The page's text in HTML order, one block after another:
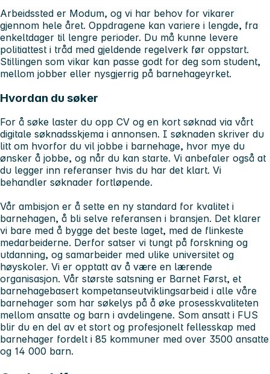
Arbeidssted er Modum, og vi har behov for vikarer
gjennom hele året. Oppdragene kan variere i lengde, fra
enkeltdager til lengre perioder. Du må kunne levere
politiattest i tråd med gjeldende regelverk før oppstart.
Stillingen som vikar kan passe godt for deg som student,
mellom jobber eller nysgjerrig på barnehageyrket.
Hvordan du søker
For å søke laster du opp CV og en kort søknad via vårt
digitale søknadsskjema i annonsen. I søknaden skriver du
litt om hvorfor du vil jobbe i barnehage, hvor mye du
ønsker å jobbe, og når du kan starte. Vi anbefaler også at
du legger inn referanser hvis du har det klart. Vi
behandler søknader fortløpende.
Vår ambisjon er å sette en ny standard for kvalitet i
barnehagen, å bli selve referansen i bransjen. Det klarer
vi bare med å bygge det beste laget, med de flinkeste
medarbeiderne. Derfor satser vi tungt på forskning og
utdanning, og samarbeider med ulike universitet og
høyskoler. Vi er opptatt av å være en lærende
organisasjon. Vår største satsning er Barnet Først, et
barnehagebasert kompetanseutviklingsarbeid i alle våre
barnehager som har søkelys på å øke prosesskvaliteten
mellom ansatte og barn i avdelingene. Som ansatt i FUS
blir du en del av et stort og profesjonelt fellesskap med
barnehager fordelt i 85 kommuner med over 3500 ansatte
og 14 000 barn.